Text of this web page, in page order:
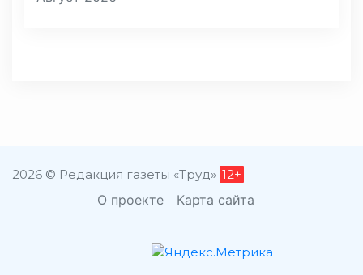
2026 © Редакция газеты «Труд» 12+
О проекте Карта сайта